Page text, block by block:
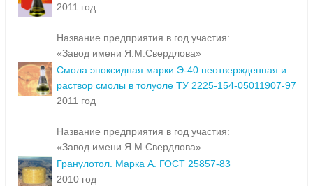
2011 год
Название предприятия в год участия:
«Завод имени Я.М.Свердлова»
Смола эпоксидная марки Э-40 неотвержденная и
раствор смолы в толуоле ТУ 2225-154-05011907-97
2011 год
Название предприятия в год участия:
«Завод имени Я.М.Свердлова»
Гранулотол. Марка А. ГОСТ 25857-83
2010 год